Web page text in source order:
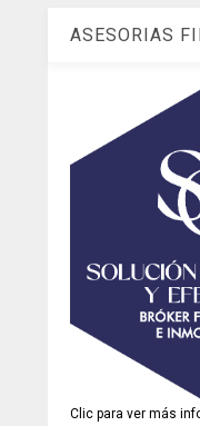
ASESORIAS
Clic para ver más